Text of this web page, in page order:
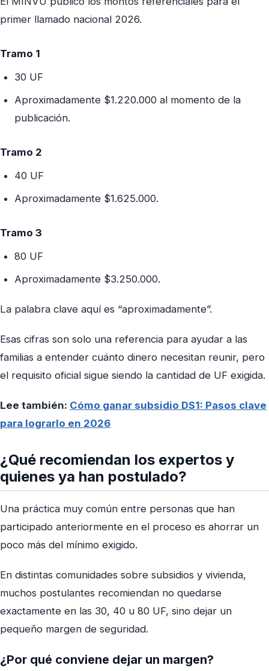
primer llamado nacional 2026.
Tramo 1
30 UF
Aproximadamente $1.220.000 al momento de la
publicación.
Tramo 2
40 UF
Aproximadamente $1.625.000.
Tramo 3
80 UF
Aproximadamente $3.250.000.
La palabra clave aquí es “aproximadamente”.
Esas cifras son solo una referencia para ayudar a las
familias a entender cuánto dinero necesitan reunir, pero
el requisito oficial sigue siendo la cantidad de UF exigida.
Lee también: Cómo ganar subsidio DS1: Pasos clave
para lograrlo en 2026
¿Qué recomiendan los expertos y
quienes ya han postulado?
Una práctica muy común entre personas que han
participado anteriormente en el proceso es ahorrar un
poco más del mínimo exigido.
En distintas comunidades sobre subsidios y vivienda,
muchos postulantes recomiendan no quedarse
exactamente en las 30, 40 u 80 UF, sino dejar un
pequeño margen de seguridad.
¿Por qué conviene dejar un margen?